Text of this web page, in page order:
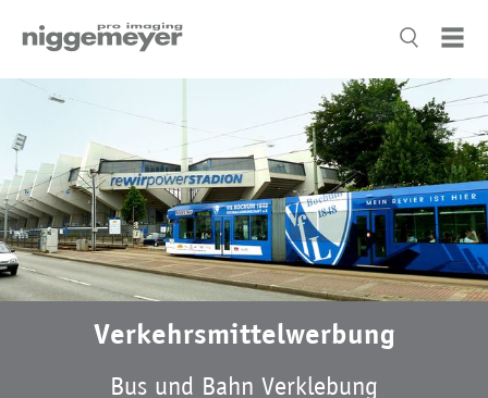
Verkehrsmittelwerbung
Bus und Bahn Verklebung